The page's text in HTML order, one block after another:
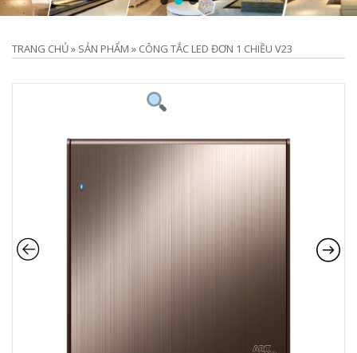
TRANG CHỦ» SẢN PHẨM » CÔNG TẮC LED ĐƠN 1 CHIỀU V23